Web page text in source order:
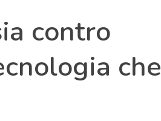
contro
che